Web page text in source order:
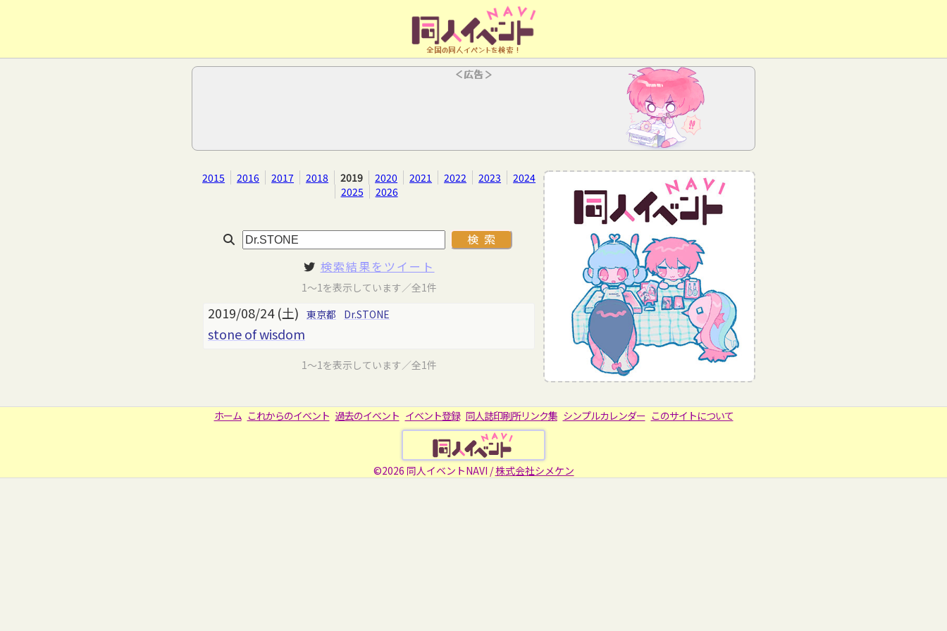
全国の同人イベントを検索！
＜広告＞
2015 2016 2017 2018 2019 2020 2021 2022 2023
2024
2025
2026
検索結果をツイート
1～1を表示しています／全1件
2019/08/24 (土) 東京都 Dr.STONE
stone of wisdom
1～1を表示しています／全1件
ホーム これからのイベント 過去のイベント イベント登録 同人誌印刷所リンク集 シンプルカレンダー このサイトについて
©2026 同人イベントNAVI /株式会社シメケン